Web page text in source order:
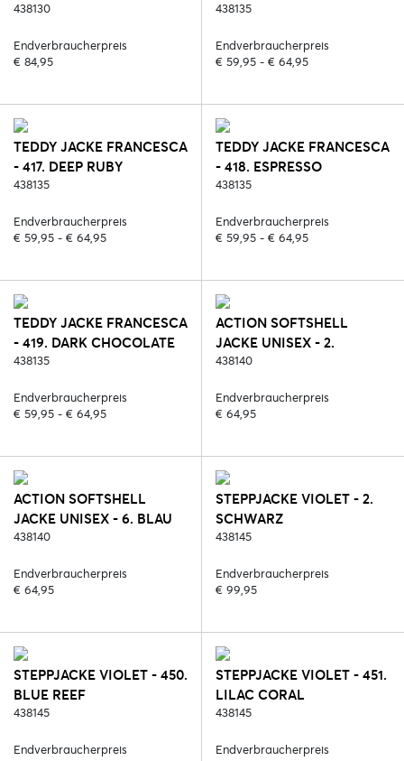
(POLYGIENE)
438130
Endverbraucherpreis
€ 84,95
438135
Endverbraucherpreis
€ 59,95 - € 64,95
TEDDY JACKE FRANCESCA
- 417. DEEP RUBY
438135
Endverbraucherpreis
€ 59,95 - € 64,95
TEDDY JACKE FRANCESCA
- 418. ESPRESSO
438135
Endverbraucherpreis
€ 59,95 - € 64,95
TEDDY JACKE FRANCESCA
- 419. DARK CHOCOLATE
438135
Endverbraucherpreis
€ 59,95 - € 64,95
ACTION SOFTSHELL
JACKE UNISEX - 2.
SCHWARZ
438140
Endverbraucherpreis
€ 64,95
ACTION SOFTSHELL
JACKE UNISEX - 6. BLAU
438140
Endverbraucherpreis
€ 64,95
STEPPJACKE VIOLET - 2.
SCHWARZ
438145
Endverbraucherpreis
€ 99,95
STEPPJACKE VIOLET - 450.
BLUE REEF
438145
Endverbraucherpreis
STEPPJACKE VIOLET - 451.
LILAC CORAL
438145
Endverbraucherpreis